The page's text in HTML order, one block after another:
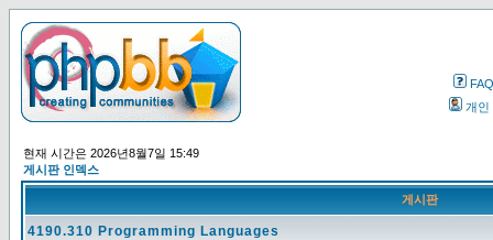
FAQ
개인
현재 시간은 2026년8월7일 15:49
게시판 인덱스
게시판
4190.310 Programming Languages